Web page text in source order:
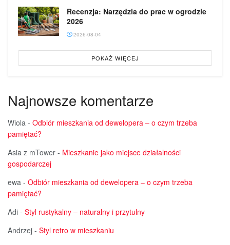
Recenzja: Narzędzia do prac w ogrodzie
2026
2026-08-04
POKAŻ WIĘCEJ
Najnowsze komentarze
Wiola - Odbiór mieszkania od dewelopera – o czym trzeba
pamiętać?
Asia z mTower - Mieszkanie jako miejsce działalności
gospodarczej
ewa - Odbiór mieszkania od dewelopera – o czym trzeba
pamiętać?
Adi - Styl rustykalny – naturalny i przytulny
Andrzej - Styl retro w mieszkaniu